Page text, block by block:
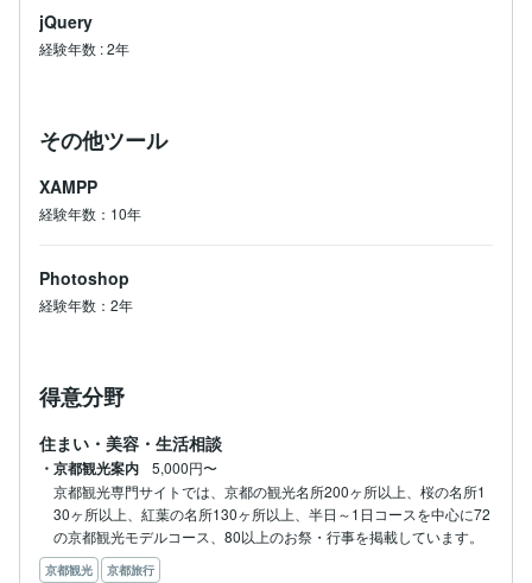
jQuery
経験年数 :2年
その他ツール
XAMPP
経験年数：10年
Photoshop
経験年数：2年
得意分野
住まい・美容・生活相談
・京都観光案内
5,000円〜
京都観光専門サイトでは、京都の観光名所200ヶ所以上、桜の名所1
30ヶ所以上、紅葉の名所130ヶ所以上、半日～1日コースを中心に72
の京都観光モデルコース、80以上のお祭・行事を掲載しています。
京都観光 京都旅行